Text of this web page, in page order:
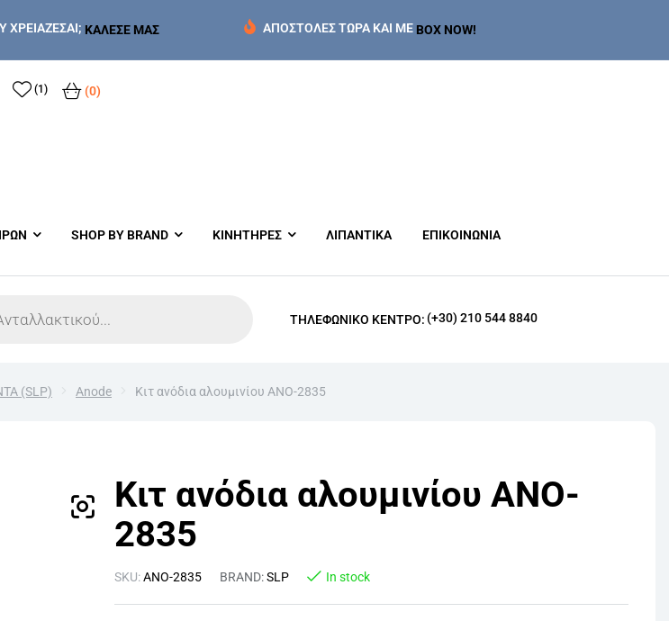
ΧΡΕΙΑΖΕΣΑΙ; ΚΑΛΕΣΕ ΜΑΣ ΑΠΟΣΤΟΛΕΣ ΤΩΡΑ ΚΑΙ ΜΕ BOX NOW!
SHOP BY BRAND ΚΙΝΗΤΗΡΕΣ ΛΙΠΑΝΤΙΚΑ ΕΠΙΚΟΙΝΩΝΙΑ
(1) (0)
ΤΗΛΕΦΩΝΙΚΌ ΚΈΝΤΡΟ: (+30) 210 544 8840
(SLP) Anode Κιτ ανόδια αλουμινίου ANO-2835
Κιτ ανόδια αλουμινίου ANO-
2835
SKU:ANO-2835 BRAND:SLP In stock